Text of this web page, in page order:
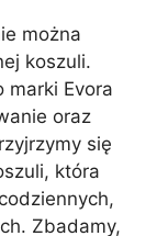
można
koszuli.
marki Evora
oraz
się
która
Zbadamy,